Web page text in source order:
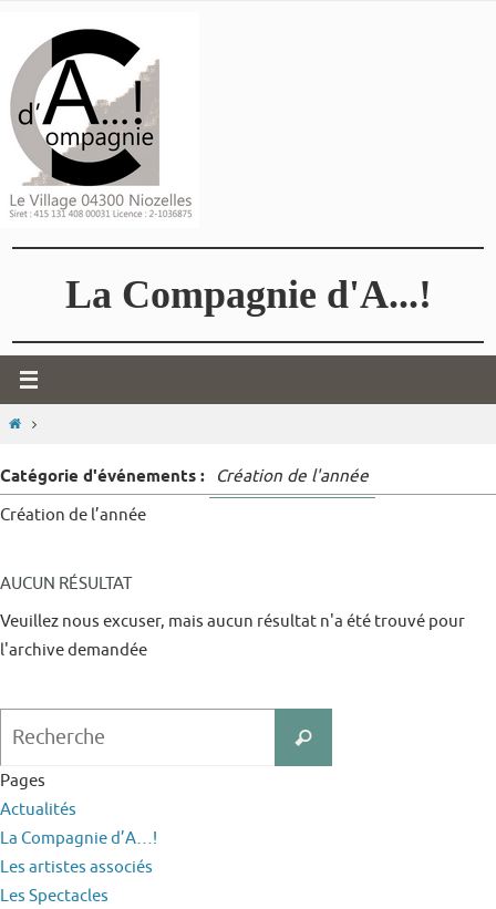
contenu
La Compagnie d'A...!
HOME
Catégorie d'événements : Création de l'année
Création de l’année
AUCUN RÉSULTAT
Veuillez nous excuser, mais aucun résultat n'a été trouvé pour
l'archive demandée
Recherche
Pages
Actualités
La Compagnie d’A…!
Les artistes associés
Les Spectacles